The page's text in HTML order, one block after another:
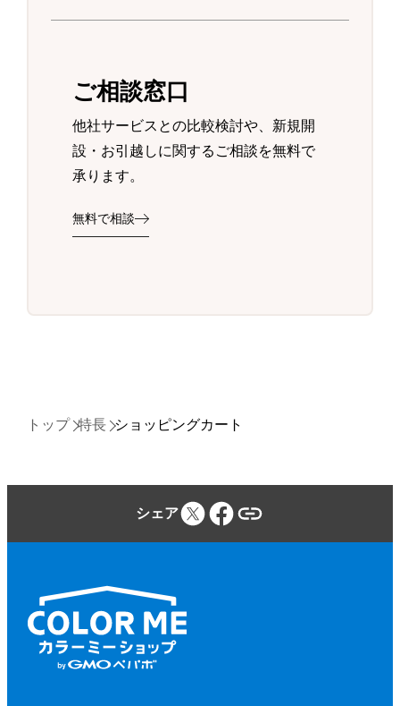
ご相談窓口
他社サービスとの比較検討や、新規開
設・お引越しに関するご相談を無料で
承ります。
無料で相談
トップ 特長 ショッピングカート
シェア